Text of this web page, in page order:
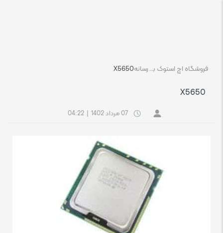
فروشگاه اچ استوک بازار انلاین تجهیزات کامپیوتر استوکرسانهX5650
X5650
07 مرداد 1402 04:22